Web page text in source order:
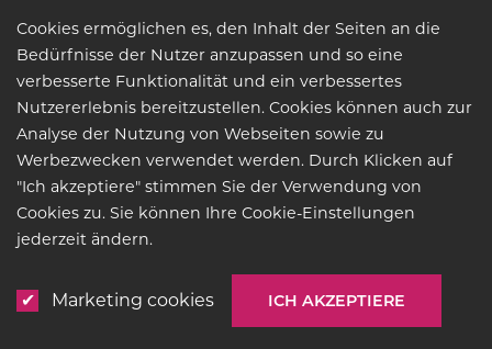
RECHTSGRUNDLAGE
Cookies ermöglichen es, den Inhalt der Seiten an die
Bedürfnisse der Nutzer anzupassen und so eine
verbesserte Funktionalität und ein verbessertes
Nutzererlebnis bereitzustellen. Cookies können auch zur
Analyse der Nutzung von Webseiten sowie zu
Werbezwecken verwendet werden. Durch Klicken auf
"Ich akzeptiere" stimmen Sie der Verwendung von
Cookies zu. Sie können Ihre Cookie-Einstellungen
jederzeit ändern.
Marketing cookies ICH AKZEPTIERE